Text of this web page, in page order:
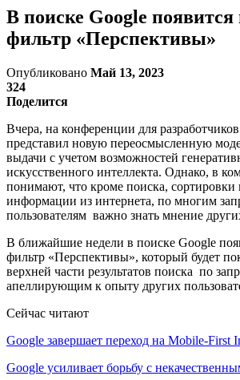
В поиске Google
фильтр «Перспективы»
Опубликовано Май 13, 2023
324
Поделится
Вчера, на конференции для
представил новую переосмысленную
выдачи с учетом возможностей
искусственного интеллекта. Однако, в
понимают, что кроме поиска, сортировки
информации из интернета, по многим
пользователям важно знать мнение
В ближайшие недели в поиске Google
фильтр «Перспективы», который будет
верхней части результатов поиска по
апеллирующим к опыту других
Сейчас читают
Google завершает переход на Mobile-First
Google усиливает борьбу с